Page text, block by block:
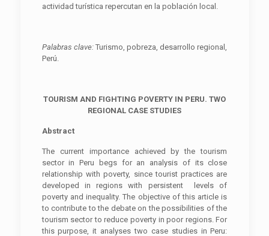
actividad turística repercutan en la población local.
Palabras clave:Turismo, pobreza, desarrollo regional,
Perú.
TOURISM AND FIGHTING POVERTY IN PERU. TWO
REGIONAL CASE STUDIES
Abstract
The current importance achieved by the tourism
sector in Peru begs for an analysis of its close
relationship with poverty, since tourist practices are
developed in regions with persistent levels of
poverty and inequality. The objective of this article is
to contribute to the debate on the possibilities of the
tourism sector to reduce poverty in poor regions. For
this purpose, it analyses two case studies in Peru: